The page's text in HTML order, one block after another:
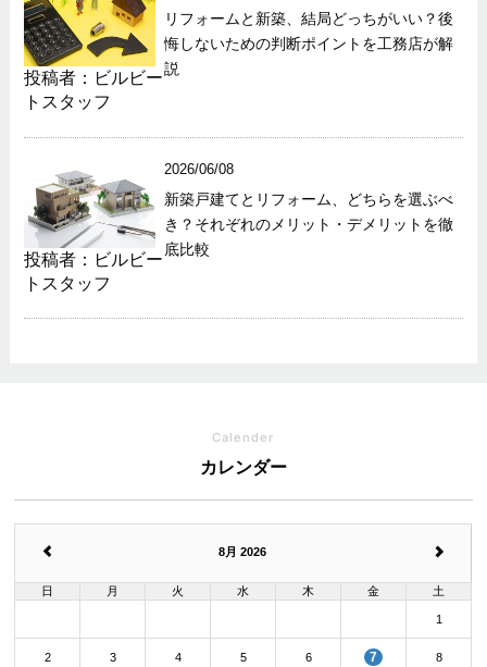
リフォームと新築、結局どっちがいい？後
悔しないための判断ポイントを工務店が解
説
投稿者：ビルビー
トスタッフ
2026/06/08
新築戸建てとリフォーム、どちらを選ぶべ
き？それぞれのメリット・デメリットを徹
底比較
投稿者：ビルビー
トスタッフ
Calender
カレンダー
8月 2026
日 月 火 水 木 金 土
1
2 3 4 5 6 7 8